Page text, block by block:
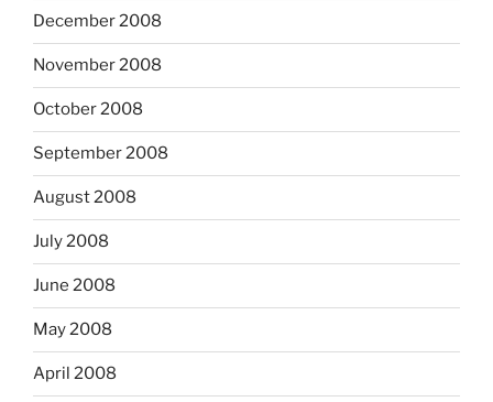
December 2008
November 2008
October 2008
September 2008
August 2008
July 2008
June 2008
May 2008
April 2008